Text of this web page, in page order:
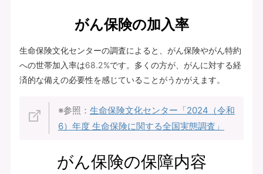
がん保険の加入率
生命保険文化センターの調査によると、がん保険やがん特約
への世帯加入率は68.2%です。多くの方が、がんに対する経
済的な備えの必要性を感じていることがうかがえます。
※参照： 生命保険文化センター「2024（令和
6）年度 生命保険に関する全国実態調査」
がん保険の保障内容